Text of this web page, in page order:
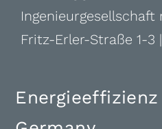
Ingenieurgesellschaft
Fritz-Erler-Straße 1-3